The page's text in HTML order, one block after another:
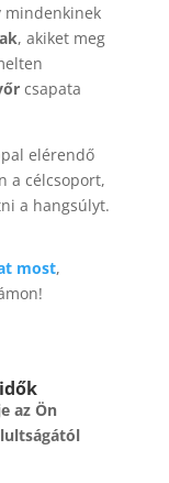
mindenkinek
, akiket meg
csapata
elérendő
a célcsoport,
a hangsúlyt.
most,
az Ön